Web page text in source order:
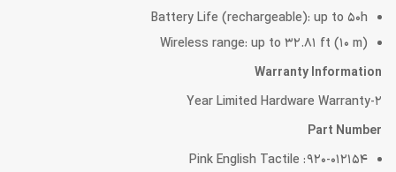
Battery Life (rechargeable): up to 50h
Wireless range: up to 32.81 ft (10 m)
Warranty Information
2-Year Limited Hardware Warranty
Part Number
Pink English Tactile : 920-012154